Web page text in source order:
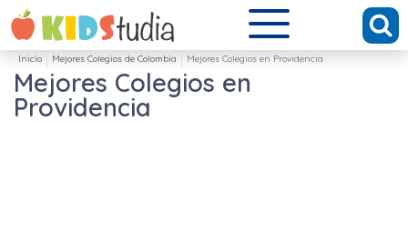
Inicio Mejores Colegios de Colombia Mejores Colegios en Providencia
Mejores Colegios en
Providencia